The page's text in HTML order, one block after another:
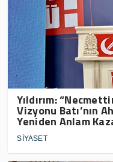
Yıldırım:
Vizyonu Batı’nın
Yeniden Anlam
SİYASET